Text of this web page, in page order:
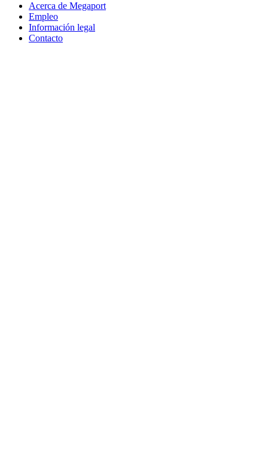
Acerca de Megaport
Empleo
Información legal
Contacto